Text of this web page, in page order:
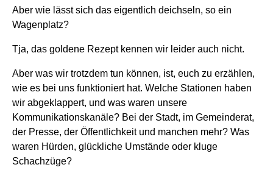
Aber wie lässt sich das eigentlich deichseln, so ein
Wagenplatz?
Tja, das goldene Rezept kennen wir leider auch nicht.
Aber was wir trotzdem tun können, ist, euch zu erzählen,
wie es bei uns funktioniert hat. Welche Stationen haben
wir abgeklappert, und was waren unsere
Kommunikationskanäle? Bei der Stadt, im Gemeinderat,
der Presse, der Öffentlichkeit und manchen mehr? Was
waren Hürden, glückliche Umstände oder kluge
Schachzüge?